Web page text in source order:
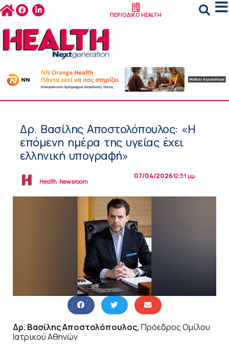
ΠΕΡΙΟΔΙΚΟ HEALTH
Δρ. Βασίλης Αποστολόπουλος: «Η
επόμενη ημέρα της υγείας έχει
ελληνική υπογραφή»
Health Newsroom
07/04/202612:51 μμ
Δρ. Βασίλης Αποστολόπουλος, Πρόεδρος Ομίλου
Ιατρικού Αθηνών